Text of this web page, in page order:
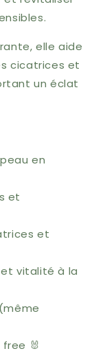
elle aide
cicatrices et
un éclat
en
et
et
et vitalité à la
🐰